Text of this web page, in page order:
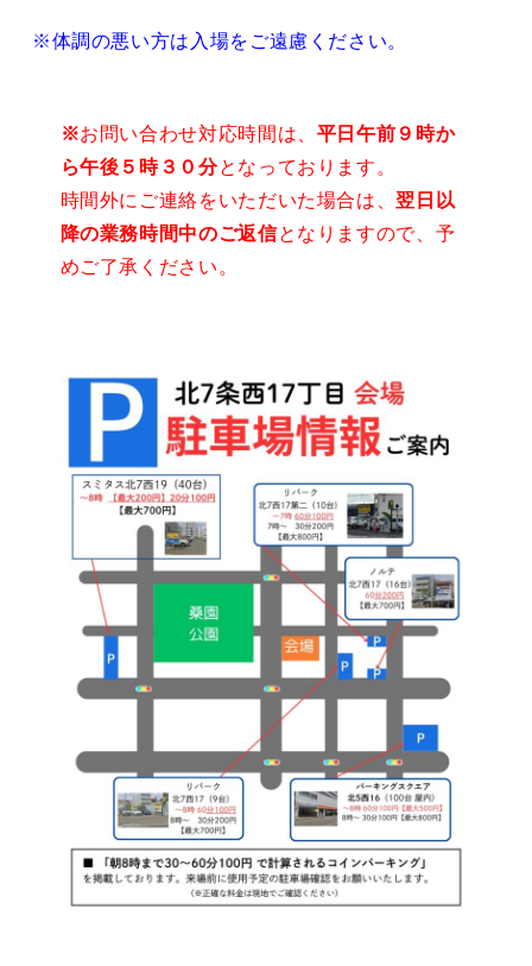
※体調の悪い方は入場をご遠慮ください。
※お問い合わせ対応時間は、 平日午前９時か
ら午後５時３０分となっております。
時間外にご連絡をいただいた場合は、翌日以
降の業務時間中のご返信となりますので、予
めご了承ください。